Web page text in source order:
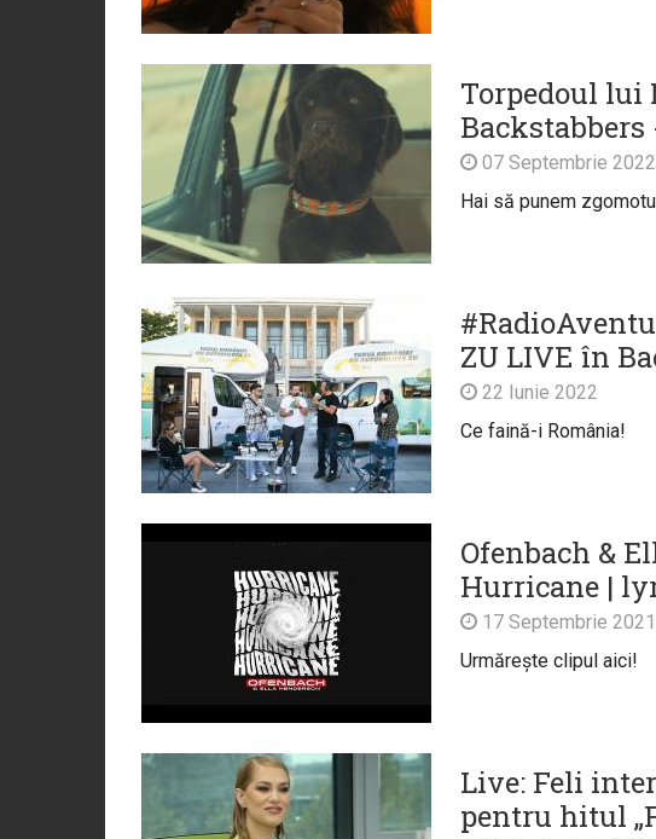
Torpedoul lui
Backstabbers
07 Septembrie 2022
Hai să punem
ZU LIVE în
22 Iunie 2022
Ce faină-i România!
Ofenbach &
Hurricane |
17 Septembrie 2021
Urmărește clipul aici!
Live: Feli
pentru hitul